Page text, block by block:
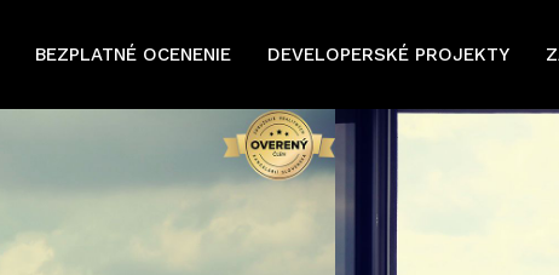
BEZPLATNÉ OCENENIE DEVELOPERSKÉ PROJEKTY